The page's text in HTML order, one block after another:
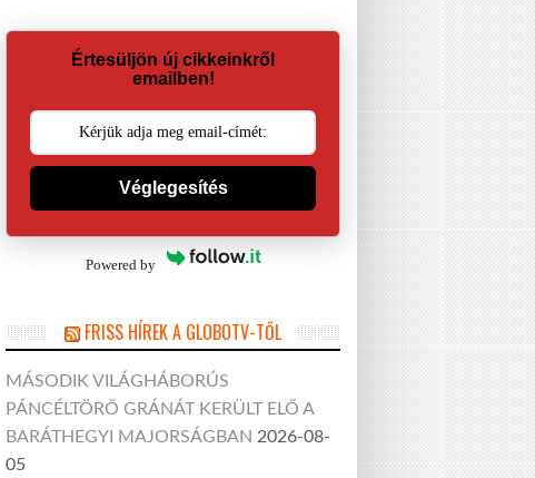
Értesüljön új cikkeinkről
emailben!
Véglegesítés
Powered by
FRISS HÍREK A GLOBOTV-TŐL
MÁSODIK VILÁGHÁBORÚS
PÁNCÉLTÖRŐ GRÁNÁT KERÜLT ELŐ A
BARÁTHEGYI MAJORSÁGBAN 2026-08-
05